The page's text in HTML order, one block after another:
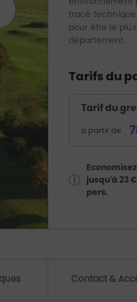
tracé
pour être le
département.
Tarifs du
à partir de
Economisez
jusqu'à 23
pers.
Contact &